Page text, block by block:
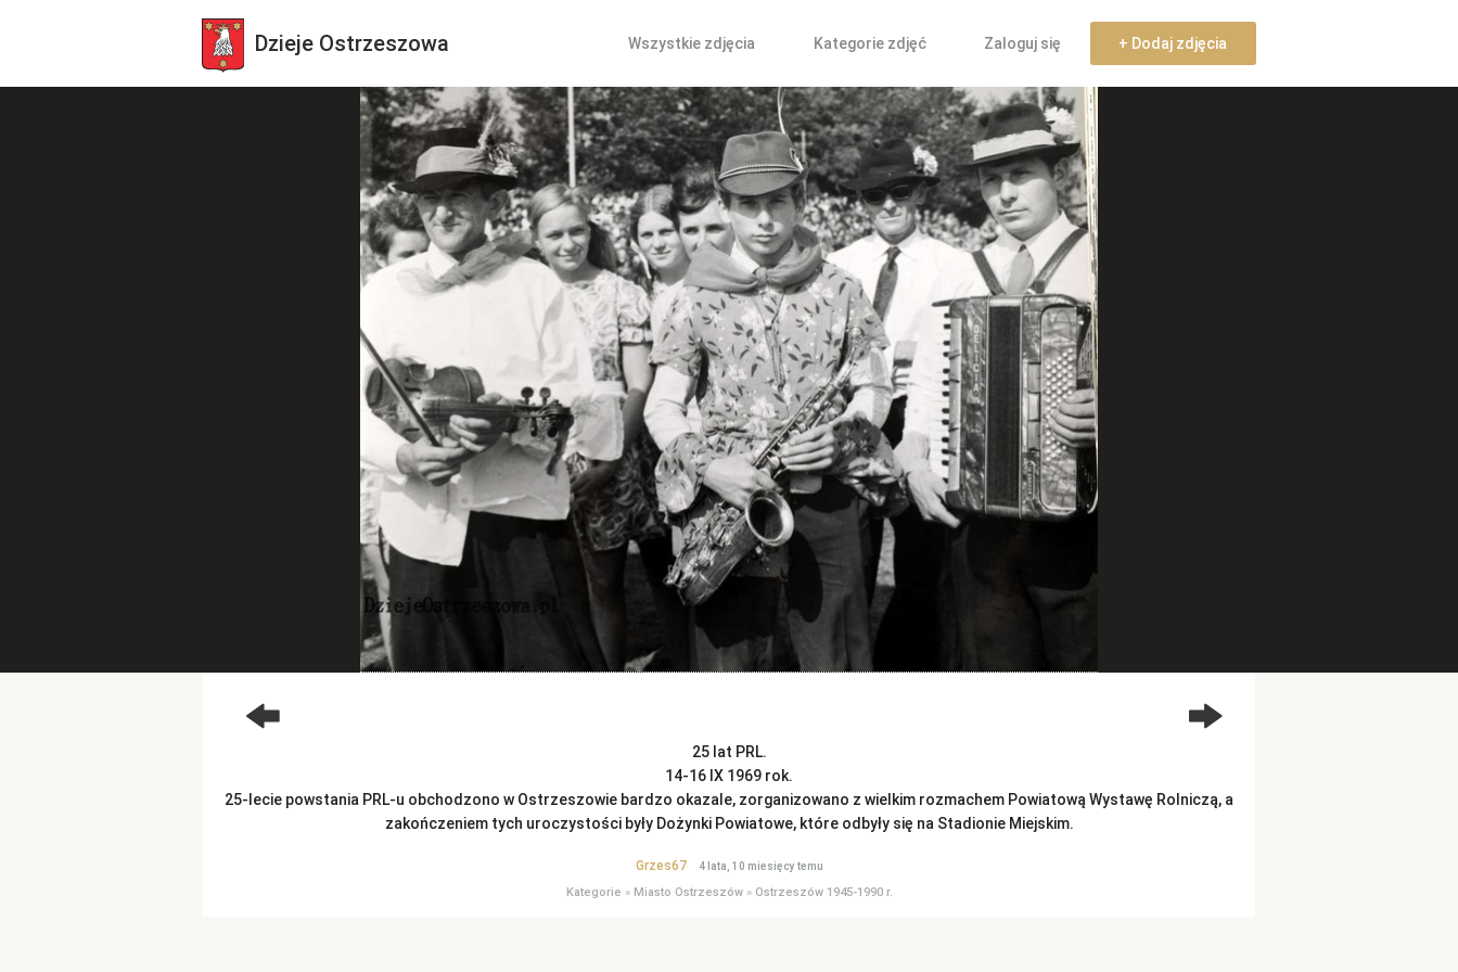
Dzieje Ostrzeszowa Wszystkie zdjęcia Kategorie zdjęć Zaloguj się + Dodaj zdjęcia
25 lat PRL.
14-16 IX 1969 rok.
25-lecie powstania PRL-u obchodzono w Ostrzeszowie bardzo okazale, zorganizowano z wielkim rozmachem Powiatową Wystawę Rolniczą, a
zakończeniem tych uroczystości były Dożynki Powiatowe, które odbyły się na Stadionie Miejskim.
Grzes67 4 lata, 10 miesięcy temu
Kategorie » Miasto Ostrzeszów» Ostrzeszów 1945-1990 r.